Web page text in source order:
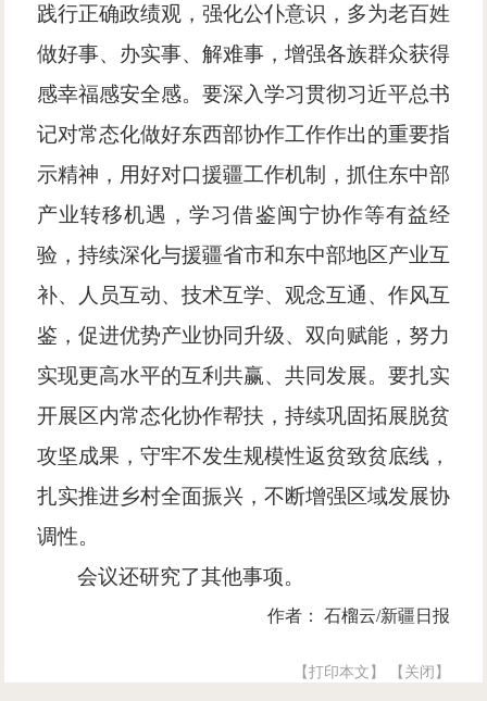
践行正确政绩观，强化公仆意识，多为老百姓
做好事、办实事、解难事，增强各族群众获得
感幸福感安全感。要深入学习贯彻习近平总书
记对常态化做好东西部协作工作作出的重要指
示精神，用好对口援疆工作机制，抓住东中部
产业转移机遇，学习借鉴闽宁协作等有益经
验，持续深化与援疆省市和东中部地区产业互
补、人员互动、技术互学、观念互通、作风互
鉴，促进优势产业协同升级、双向赋能，努力
实现更高水平的互利共赢、共同发展。要扎实
开展区内常态化协作帮扶，持续巩固拓展脱贫
攻坚成果，守牢不发生规模性返贫致贫底线，
扎实推进乡村全面振兴，不断增强区域发展协
调性。
会议还研究了其他事项。
作者： 石榴云/新疆日报
【打印本文】 【关闭】